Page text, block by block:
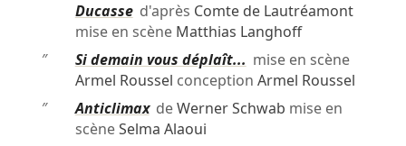
Ducassed'après Comte de Lautréamont
mise en scène Matthias Langhoff
″
Si demain vous déplaît... mise en scène
Armel Roussel conception Armel Roussel
″
AnticlimaxdeWerner Schwab mise en
scèneSelma Alaoui